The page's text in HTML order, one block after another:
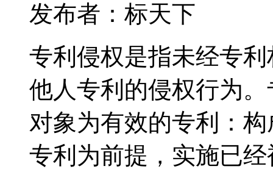
发布者：标天下
专利侵权是指未经专
他人专利的侵权行为
对象为有效的专利：
专利为前提，实施已